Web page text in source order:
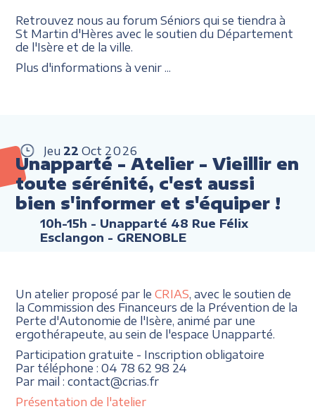
Retrouvez nous au forum Séniors qui se tiendra à
St Martin d'Hères avec le soutien du Département
de l'Isère et de la ville.
Plus d'informations à venir ...
Jeu 22 Oct 2026
Unapparté - Atelier - Vieillir en
toute sérénité, c'est aussi
bien s'informer et s'équiper !
10h-15h - Unapparté 48 Rue Félix
Esclangon - GRENOBLE
Un atelier proposé par leCRIAS , avec le soutien de
la Commission des Financeurs de la Prévention de la
Perte d'Autonomie de l'Isère, animé par une
ergothérapeute, au sein de l'espace Unapparté.
Participation gratuite - Inscription obligatoire
Par téléphone : 04 78 62 98 24
Par mail : contact@crias.fr
Présentation de l'atelier